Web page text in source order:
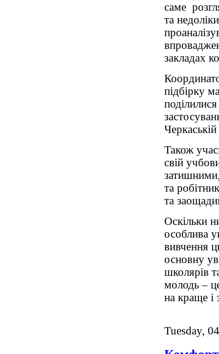
саме
та
закладах
підбірку
Черкаській
Також
свій
та
та
Оскільки
особлива
вивчення
основну
школярів
молодь –
на краще і
Tuesday,